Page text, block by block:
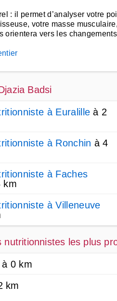
: il permet d’analyser votre
votre masse
orientera vers les
Badsi
à Euralille à 2
à Ronchin à 4
à Faches
km
à Villeneuve
nutritionnistes les plus
à 0 km
km